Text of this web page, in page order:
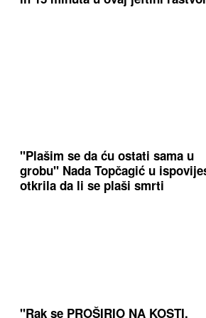
"Plašim se da ću ostati sama u
grobu" Nada Topčagić u
otkrila da li se plaši smrti
"Rak se PROŠIRIO NA KOSTI,